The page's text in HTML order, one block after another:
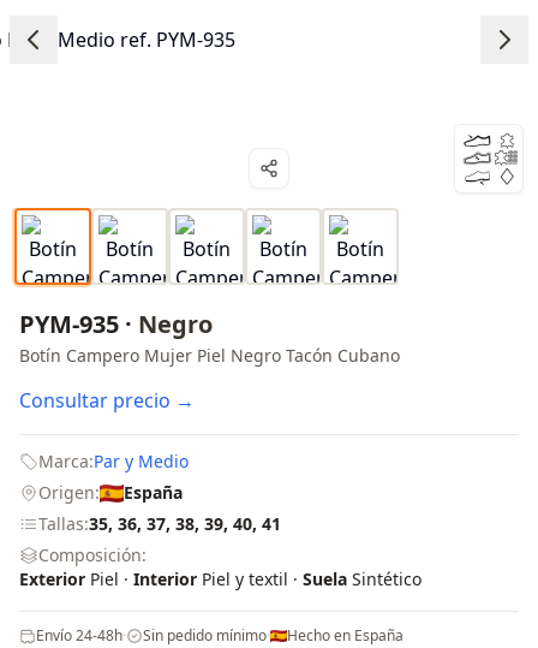
PYM-935 · Negro
Botín Campero Mujer Piel Negro Tacón Cubano
Consultar precio →
Marca:Par y Medio
Origen:
España
Tallas:35, 36, 37, 38, 39, 40, 41
Composición:
Exterior Piel · Interior Piel y textil · Suela Sintético
Envío 24-48h· Sin pedido mínimo· Hecho en España